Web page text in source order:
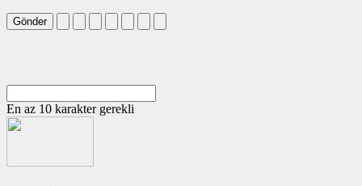
Gönder
En az 10 karakter gerekli